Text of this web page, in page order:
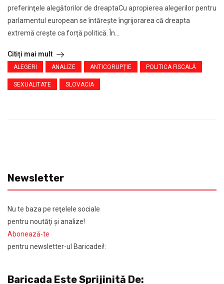
preferinţele alegătorilor de dreaptaCu apropierea alegerilor pentru
parlamentul european se întăreşte îngrijorarea că dreapta
extremă crește ca forță politică. În...
Citiți mai mult
ALEGERI ANALIZE ANTICORUPȚIE POLITICA FISCALĂ
SEXUALITATE SLOVACIA
Newsletter
Nu te baza pe reţelele sociale
pentru noutăţi şi analize!
Abonează-te
pentru newsletter-ul Baricadei!:
Baricada Este Sprijinită De: